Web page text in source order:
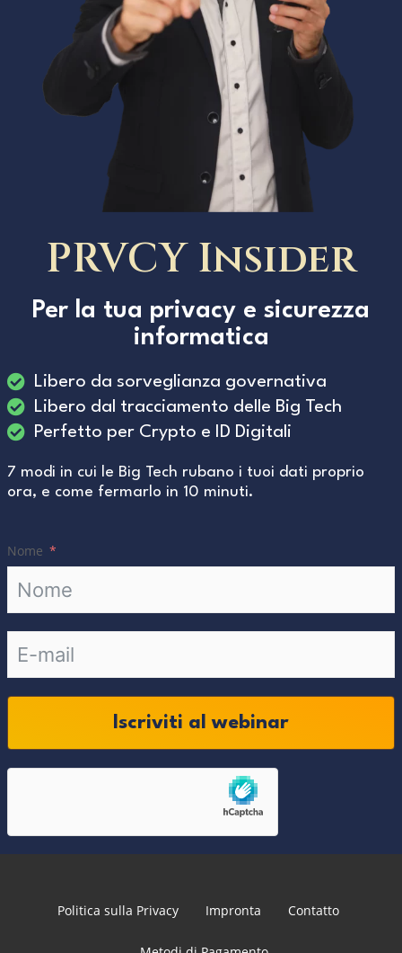
PRVCY Insider
Per la tua privacy e sicurezza
informatica
Libero da sorveglianza governativa
Libero dal tracciamento delle Big Tech
Perfetto per Crypto e ID Digitali
7 modi in cui le Big Tech rubano i tuoi dati proprio
ora, e come fermarlo in 10 minuti.
Nome
Iscriviti al webinar
Politica sulla Privacy Impronta Contatto